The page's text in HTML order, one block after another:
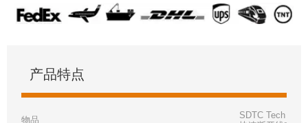
产品特点
物品
SDTC Tech